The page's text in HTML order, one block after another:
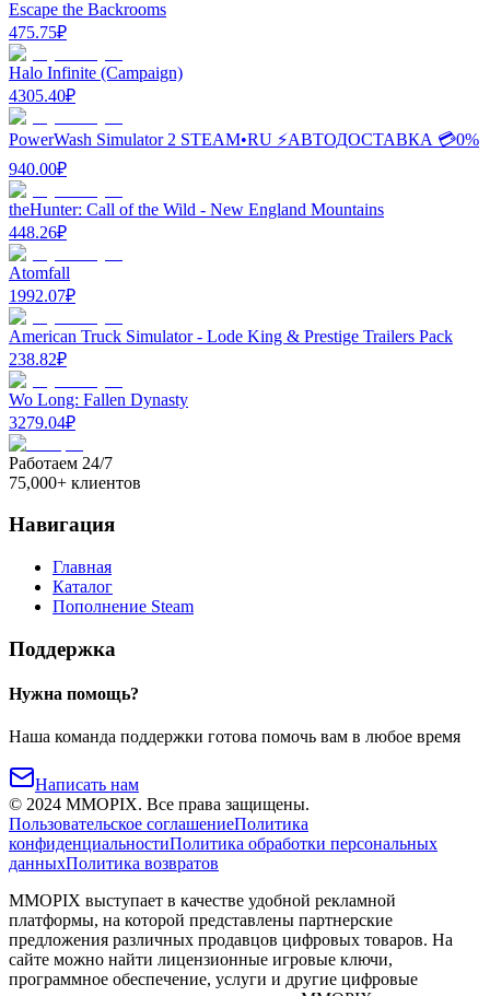
Escape the Backrooms
475.75₽
Halo Infinite (Campaign)
4305.40₽
PowerWash Simulator 2 STEAM•RU ⚡️АВТОДОСТАВКА 💳0%
940.00₽
theHunter: Call of the Wild - New England Mountains
448.26₽
Atomfall
1992.07₽
American Truck Simulator - Lode King & Prestige Trailers Pack
238.82₽
Wo Long: Fallen Dynasty
3279.04₽
Работаем 24/7
75,000+ клиентов
Навигация
Главная
Каталог
Пополнение Steam
Поддержка
Нужна помощь?
Наша команда поддержки готова помочь вам в любое время
Написать нам
© 2024 MMOPIX. Все права защищены.
Пользовательское соглашениеПолитика
конфиденциальностиПолитика обработки персональных
данныхПолитика возвратов
MMOPIX выступает в качестве удобной рекламной
платформы, на которой представлены партнерские
предложения различных продавцов цифровых товаров. На
сайте можно найти лицензионные игровые ключи,
программное обеспечение, услуги и другие цифровые